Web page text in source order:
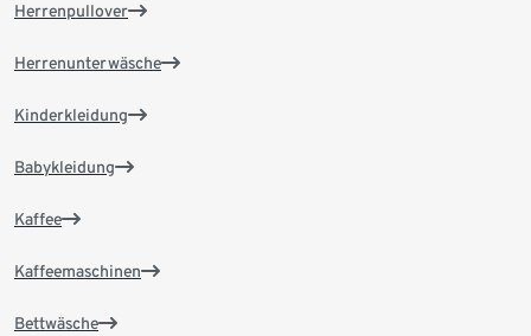
Herrenpullover
Herrenunterwäsche
Kinderkleidung
Babykleidung
Kaffee
Kaffeemaschinen
Bettwäsche